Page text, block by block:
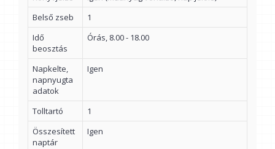
Belső zseb
1
Idő
beosztás
Órás, 8.00 - 18.00
Napkelte,
napnyugta
adatok
Igen
Tolltartó
1
Összesített
naptár
Igen